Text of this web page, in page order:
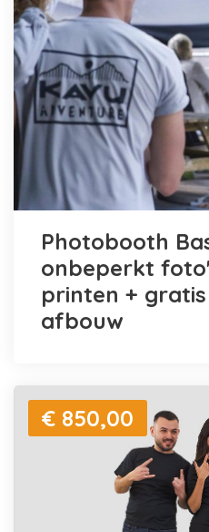
Photobooth
onbeperkt
printen +
afbouw
€ 850,00